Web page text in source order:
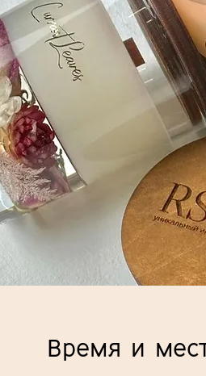
Время и